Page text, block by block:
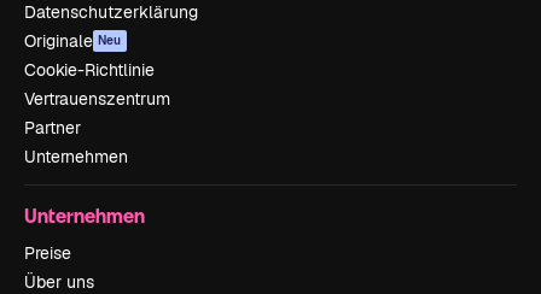
Datenschutzerklärung
Originale Neu
Cookie-Richtlinie
Vertrauenszentrum
Partner
Unternehmen
Unternehmen
Preise
Über uns